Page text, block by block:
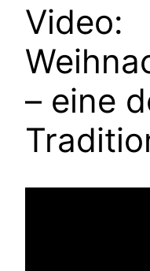
Video:
– eine